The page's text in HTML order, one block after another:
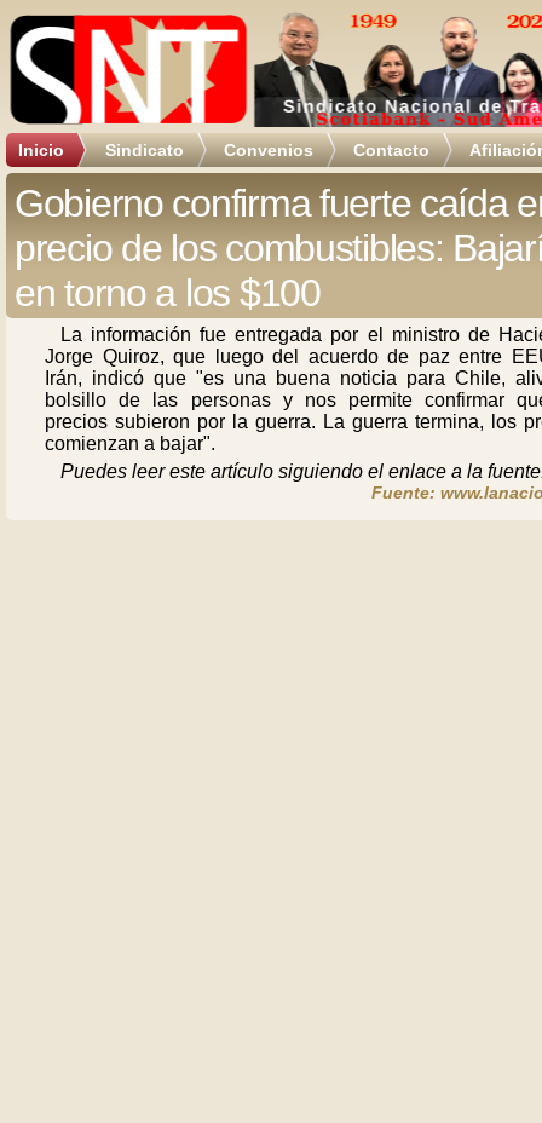
Inicio Sindicato Convenios Contacto
Gobierno confirma fuerte caída
precio de los combustibles:
en torno a los $100
La información fue entregada por el ministro de
Jorge Quiroz, que luego del acuerdo de paz entre
Irán, indicó que "es una buena noticia para Chile,
bolsillo de las personas y nos permite confirmar
precios subieron por la guerra. La guerra termina, los
comienzan a bajar".
Puedes leer este artículo siguiendo el enlace a la
Fuente: